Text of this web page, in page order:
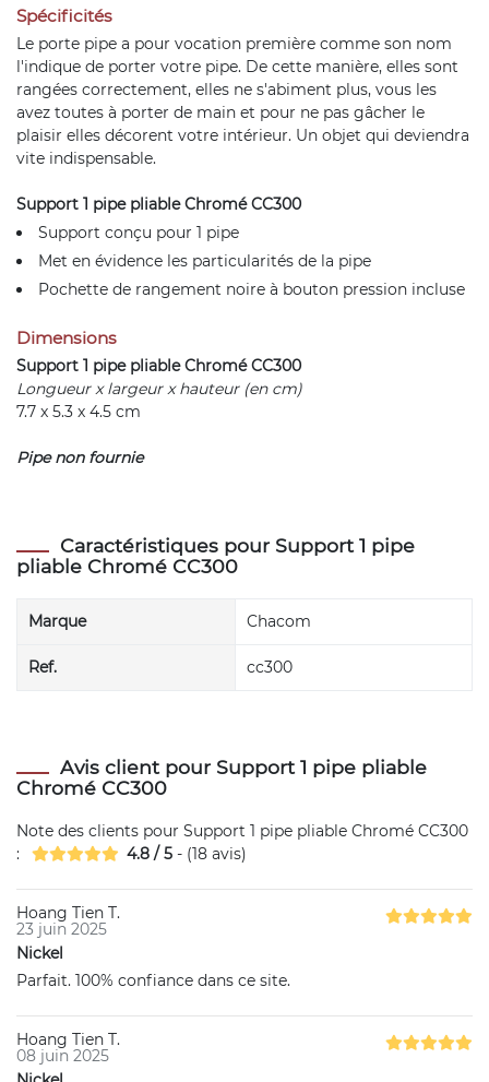
Spécificités
Le porte pipe a pour vocation première comme son nom
l'indique de porter votre pipe. De cette manière, elles sont
rangées correctement, elles ne s'abiment plus, vous les
avez toutes à porter de main et pour ne pas gâcher le
plaisir elles décorent votre intérieur. Un objet qui deviendra
vite indispensable.
Support 1 pipe pliable Chromé CC300
Support conçu pour 1 pipe
Met en évidence les particularités de la pipe
Pochette de rangement noire à bouton pression incluse
Dimensions
Support 1 pipe pliable Chromé CC300
Longueur x largeur x hauteur (en cm)
7.7 x 5.3 x 4.5 cm
Pipe non fournie
Caractéristiques pour Support 1 pipe
pliable Chromé CC300
Marque Chacom
Ref. cc300
Avis client pour Support 1 pipe pliable
Chromé CC300
Note des clients pour Support 1 pipe pliable Chromé CC300
:
4.8 /5 - (18 avis)
Hoang Tien T.
23 juin 2025
Nickel
Parfait. 100% confiance dans ce site.
Hoang Tien T.
08 juin 2025